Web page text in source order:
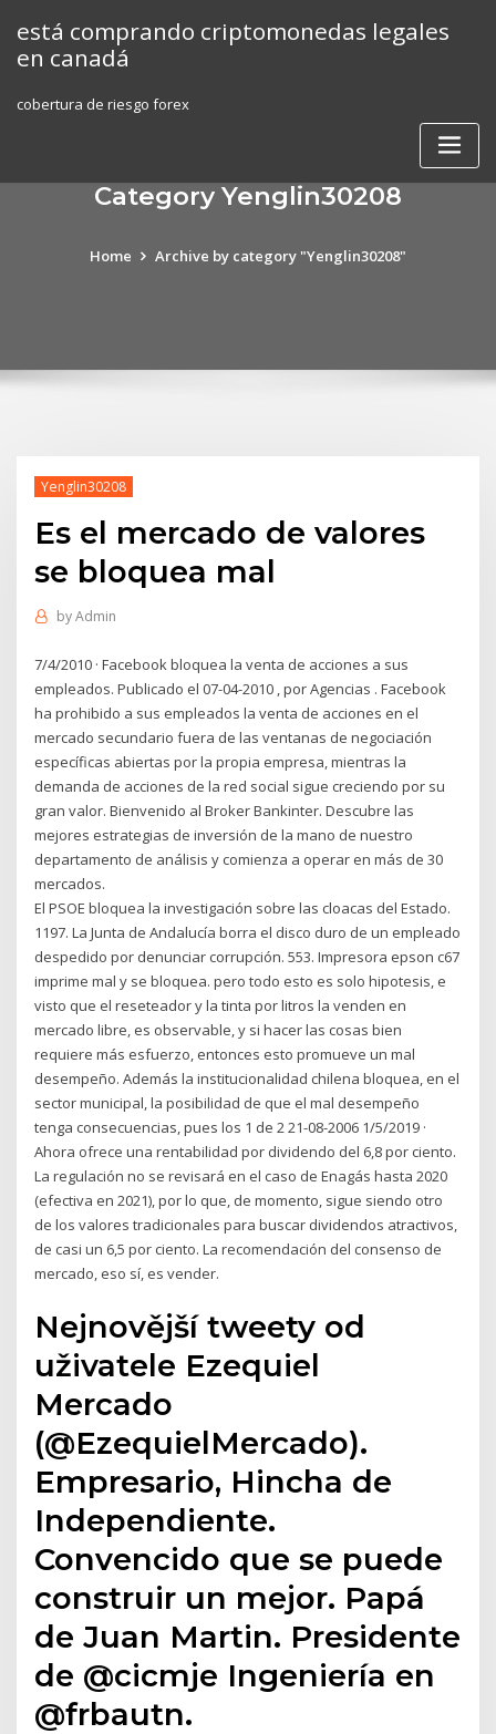
content
está comprando criptomonedas legales
en canadá
cobertura de riesgo forex
Category Yenglin30208
Home Archive by category "Yenglin30208"
Yenglin30208
Es el mercado de valores
se bloquea mal
byAdmin
7/4/2010 · Facebook bloquea la venta de acciones a sus
empleados. Publicado el 07-04-2010 , por Agencias . Facebook
ha prohibido a sus empleados la venta de acciones en el
mercado secundario fuera de las ventanas de negociación
específicas abiertas por la propia empresa, mientras la
demanda de acciones de la red social sigue creciendo por su
gran valor. Bienvenido al Broker Bankinter. Descubre las
mejores estrategias de inversión de la mano de nuestro
departamento de análisis y comienza a operar en más de 30
mercados.
El PSOE bloquea la investigación sobre las cloacas del Estado.
1197. La Junta de Andalucía borra el disco duro de un empleado
despedido por denunciar corrupción. 553. Impresora epson c67
imprime mal y se bloquea. pero todo esto es solo hipotesis, e
visto que el reseteador y la tinta por litros la venden en
mercado libre, es observable, y si hacer las cosas bien
requiere más esfuerzo, entonces esto promueve un mal
desempeño. Además la institucionalidad chilena bloquea, en el
sector municipal, la posibilidad de que el mal desempeño
tenga consecuencias, pues los 1 de 2 21-08-2006 1/5/2019 ·
Ahora ofrece una rentabilidad por dividendo del 6,8 por ciento.
La regulación no se revisará en el caso de Enagás hasta 2020
(efectiva en 2021), por lo que, de momento, sigue siendo otro
de los valores tradicionales para buscar dividendos atractivos,
de casi un 6,5 por ciento. La recomendación del consenso de
mercado, eso sí, es vender.
Nejnovější tweety od
uživatele Ezequiel
Mercado
(@EzequielMercado).
Empresario, Hincha de
Independiente.
Convencido que se puede
construir un mejor. Papá
de Juan Martin. Presidente
de @cicmje Ingeniería en
@frbautn.